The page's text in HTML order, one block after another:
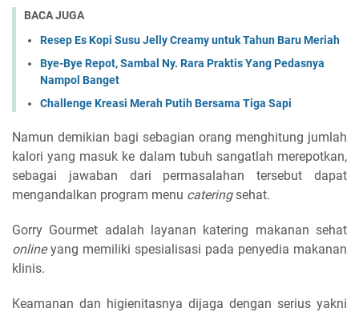
BACA JUGA
Resep Es Kopi Susu Jelly Creamy untuk Tahun Baru Meriah
Bye-Bye Repot, Sambal Ny. Rara Praktis Yang Pedasnya
Nampol Banget
Challenge Kreasi Merah Putih Bersama Tiga Sapi
Namun demikian bagi sebagian orang menghitung jumlah
kalori yang masuk ke dalam tubuh sangatlah merepotkan,
sebagai jawaban dari permasalahan tersebut dapat
mengandalkan program menu cateringsehat.
Gorry Gourmet adalah layanan katering makanan sehat
onlineyang memiliki spesialisasi pada penyedia makanan
klinis.
Keamanan dan higienitasnya dijaga dengan serius yakni